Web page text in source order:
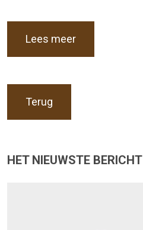
Lees meer
Terug
HET NIEUWSTE BERICHT